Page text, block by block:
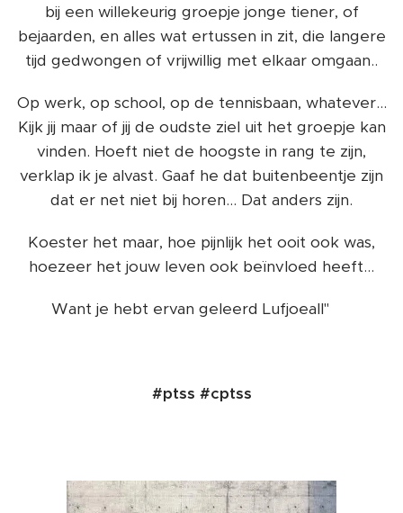
bij een willekeurig groepje jonge tiener, of
bejaarden, en alles wat ertussen in zit, die langere
tijd gedwongen of vrijwillig met elkaar omgaan..
Op werk, op school, op de tennisbaan, whatever...
Kijk jij maar of jij de oudste ziel uit het groepje kan
vinden. Hoeft niet de hoogste in rang te zijn,
verklap ik je alvast. Gaaf he dat buitenbeentje zijn
dat er net niet bij horen... Dat anders zijn.
Koester het maar, hoe pijnlijk het ooit ook was,
hoezeer het jouw leven ook beïnvloed heeft...
Want je hebt ervan geleerd Lufjoeall" 😘
#ptss #cptss